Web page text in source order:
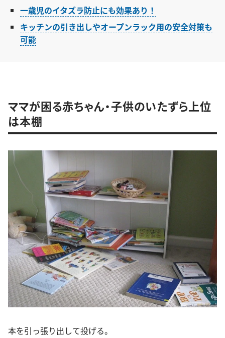
一歳児のイタズラ防止にも効果あり！
キッチンの引き出しやオープンラック用の安全対策も
可能
ママが困る赤ちゃん・子供のいたずら上位
は本棚
本を引っ張り出して投げる。